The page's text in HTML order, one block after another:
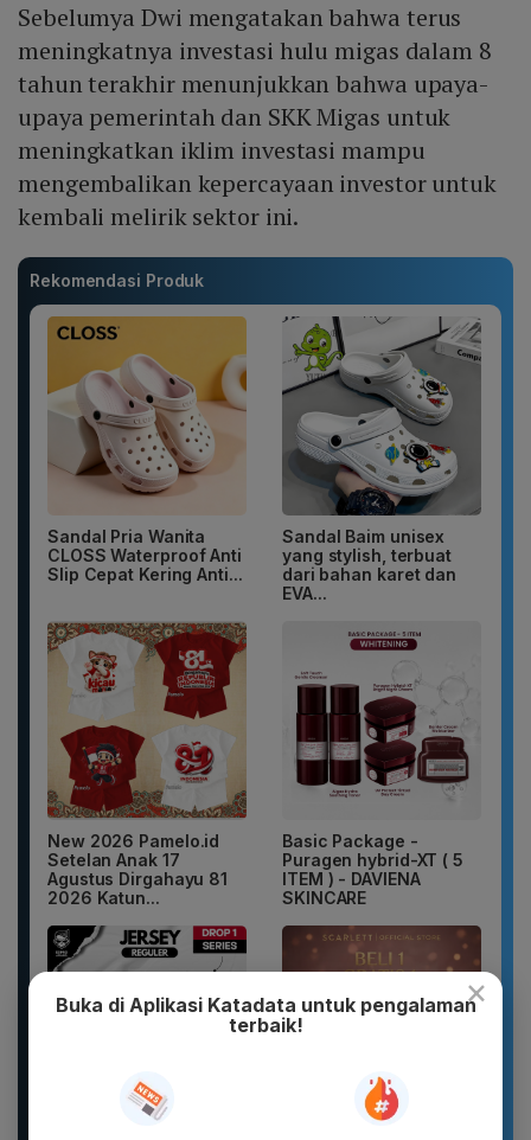
Sebelumya Dwi mengatakan bahwa terus
meningkatnya investasi hulu migas dalam 8
tahun terakhir menunjukkan bahwa upaya-
upaya pemerintah dan SKK Migas untuk
meningkatkan iklim investasi mampu
mengembalikan kepercayaan investor untuk
kembali melirik sektor ini.
Rekomendasi Produk
Sandal Pria Wanita
CLOSS Waterproof Anti
Slip Cepat Kering Anti...
Sandal Baim unisex
yang stylish, terbuat
dari bahan karet dan
EVA...
New 2026 Pamelo.id
Setelan Anak 17
Agustus Dirgahayu 81
2026 Katun...
Basic Package -
Puragen hybrid-XT ( 5
ITEM ) - DAVIENA
SKINCARE
×
Buka di Aplikasi Katadata untuk pengalaman
terbaik!